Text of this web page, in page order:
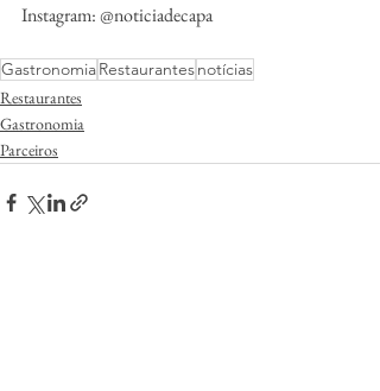
Instagram: @noticiadecapa
GastronomiaRestaurantesnotícias
Restaurantes
Gastronomia
Parceiros